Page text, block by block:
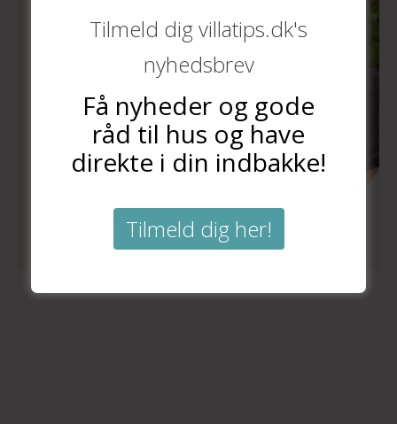
Tilmeld dig villatips.dk's
nyhedsbrev
Få nyheder og gode
råd til hus og have
direkte i din indbakke!
Tilmeld dig her!